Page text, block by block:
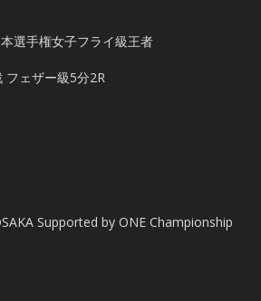
選手権女子フライ級王者
ェザー級5分2R
Supported by ONE Championship